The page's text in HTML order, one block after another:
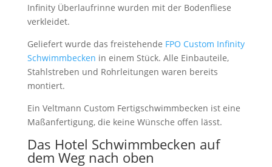
Infinity Überlaufrinne wurden mit der Bodenfliese
verkleidet.
Geliefert wurde das freistehende FPO Custom Infinity
Schwimmbecken in einem Stück. Alle Einbauteile,
Stahlstreben und Rohrleitungen waren bereits
montiert.
Ein Veltmann Custom Fertigschwimmbecken ist eine
Maßanfertigung, die keine Wünsche offen lässt.
Das Hotel Schwimmbecken auf
dem Weg nach oben